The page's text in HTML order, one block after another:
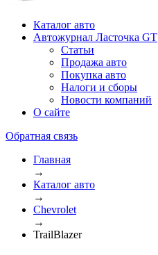
Каталог авто
Автожурнал Ласточка GT
Статьи
Продажа авто
Покупка авто
Налоги и сборы
Новости компаний
О сайте
Обратная связь
Главная
→
Каталог авто
→
Chevrolet
→
TrailBlazer